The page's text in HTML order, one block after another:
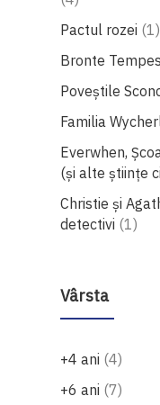
Pactul rozei 1
Bronte
Poveștile
Familia
Everwhen,
(și alte științe
Christie și
detectivi 1
Vârsta
+4 ani 4
+6 ani 7